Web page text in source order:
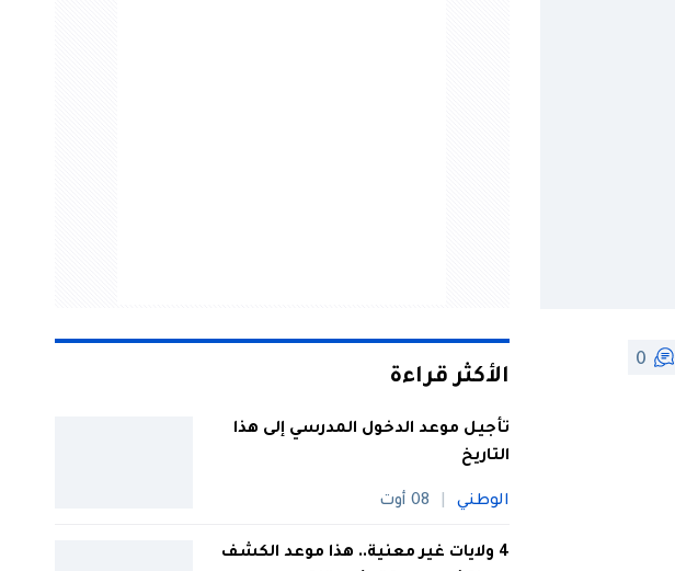
0
الأكثر قراءة
تأجيل موعد الدخول المدرسي إلى هذا
التاريخ
الوطني 08 أوت
4 ولايات غير معنية.. هذا موعد الكشف